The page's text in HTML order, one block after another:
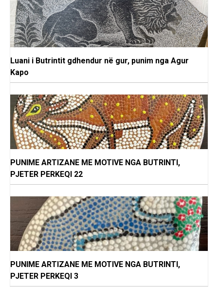
Luani i Butrintit gdhendur në gur, punim nga Agur
Kapo
PUNIME ARTIZANE ME MOTIVE NGA BUTRINTI,
PJETER PERKEQI 22
PUNIME ARTIZANE ME MOTIVE NGA BUTRINTI,
PJETER PERKEQI 3